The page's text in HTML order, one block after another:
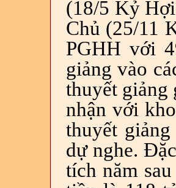
(18/5 Kỷ
Chủ (25/11
PGHH với
giảng vào
thuyết giảng
nhận với
thuyết
dự nghe.
tích năm